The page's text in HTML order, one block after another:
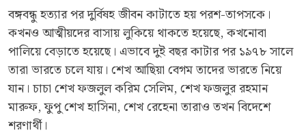
বঙ্গবন্ধু হত্যার পর দুর্বিষহ জীবন কাটাতে হয় পরশ-তাপসকে।
কখনও আত্মীয়দের বাসায় লুকিয়ে থাকতে হয়েছে, কখনোবা
পালিয়ে বেড়াতে হয়েছে। এভাবে দুই বছর কাটার পর ১৯৭৮ সালে
তারা ভারতে চলে যায়। শেখ আছিয়া বেগম তাদের ভারতে নিয়ে
যান। চাচা শেখ ফজলুল করিম সেলিম, শেখ ফজলুর রহমান
মারুফ, ফুপু শেখ হাসিনা, শেখ রেহেনা তারাও তখন বিদেশে
শরণার্থী।